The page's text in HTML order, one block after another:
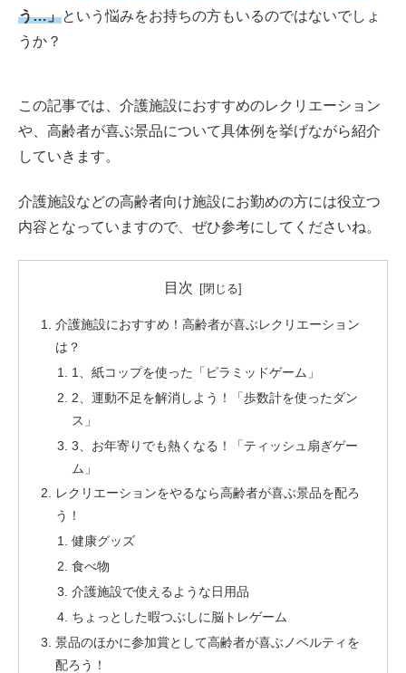
う…」という悩みをお持ちの方もいるのではないでしょ
うか？
この記事では、介護施設におすすめのレクリエーション
や、高齢者が喜ぶ景品について具体例を挙げながら紹介
していきます。
介護施設などの高齢者向け施設にお勤めの方には役立つ
内容となっていますので、ぜひ参考にしてくださいね。
目次
介護施設におすすめ！高齢者が喜ぶレクリエーション
は？
1、紙コップを使った「ピラミッドゲーム」
2、運動不足を解消しよう！「歩数計を使ったダン
ス」
3、お年寄りでも熱くなる！「ティッシュ扇ぎゲー
ム」
レクリエーションをやるなら高齢者が喜ぶ景品を配ろ
う！
健康グッズ
食べ物
介護施設で使えるような日用品
ちょっとした暇つぶしに脳トレゲーム
景品のほかに参加賞として高齢者が喜ぶノベルティを
配ろう！